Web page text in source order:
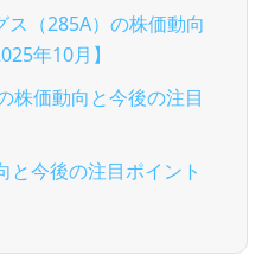
（285A）の株価動向
年10月】
株価動向と今後の注目
と今後の注目ポイント